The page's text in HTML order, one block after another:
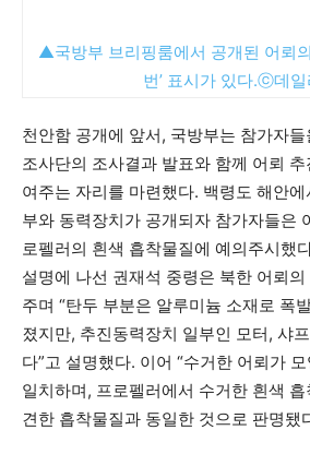
▲국방부 브리핑룸에서 공개된 어뢰
번’ 표시가 있다.ⓒ데
천안함 공개에 앞서, 국방부는 참가자
조사단의 조사결과 발표와 함께 어뢰
여주는 자리를 마련했다. 백령도 해안
부와 동력장치가 공개되자 참가자들은
로펠러의 흰색 흡착물질에 예의주시했
설명에 나선 권재석 중령은 북한 어뢰
주며 “탄두 부분은 알루미늄 소재로 폭
졌지만, 추진동력장치 일부인 모터, 샤
다”고 설명했다. 이어 “수거한 어뢰가
일치하며, 프로펠러에서 수거한 흰색
견한 흡착물질과 동일한 것으로 판명됐